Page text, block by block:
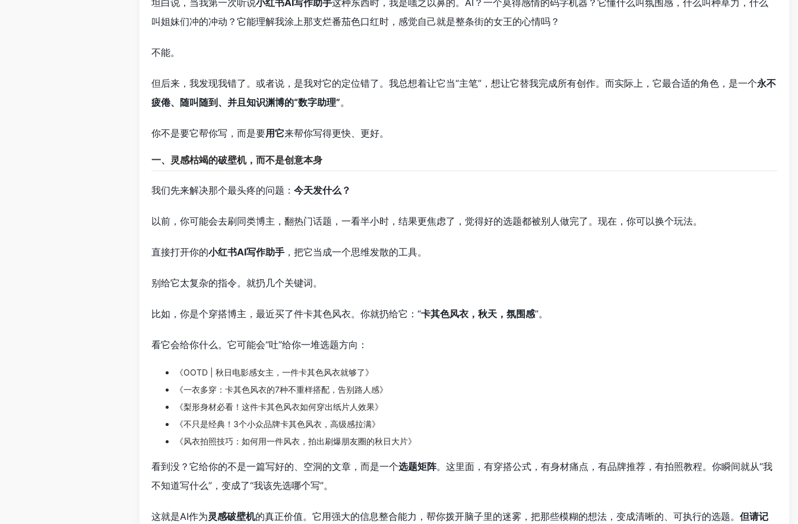
坦白说，当我第一次听说小红书AI写作助手这种东西时，我是嗤之以鼻的。AI？一个莫得感情的码字机器？它懂什么叫氛围感，什么叫种草力，什么
叫姐妹们冲的冲动？它能理解我涂上那支烂番茄色口红时，感觉自己就是整条街的女王的心情吗？
不能。
但后来，我发现我错了。或者说，是我对它的定位错了。我总想着让它当“主笔”，想让它替我完成所有创作。而实际上，它最合适的角色，是一个永不
疲倦、随叫随到、并且知识渊博的“数字助理”。
你不是要它帮你写，而是要用它来帮你写得更快、更好。
一、灵感枯竭的破壁机，而不是创意本身
我们先来解决那个最头疼的问题： 今天发什么？
以前，你可能会去刷同类博主，翻热门话题，一看半小时，结果更焦虑了，觉得好的选题都被别人做完了。现在，你可以换个玩法。
直接打开你的小红书AI写作助手 ，把它当成一个思维发散的工具。
别给它太复杂的指令。就扔几个关键词。
比如，你是个穿搭博主，最近买了件卡其色风衣。你就扔给它：“卡其色风衣，秋天，氛围感”。
看它会给你什么。它可能会“吐”给你一堆选题方向：
《OOTD | 秋日电影感女主，一件卡其色风衣就够了》
《一衣多穿：卡其色风衣的7种不重样搭配，告别路人感》
《梨形身材必看！这件卡其色风衣如何穿出纸片人效果》
《不只是经典！3个小众品牌卡其色风衣，高级感拉满》
《风衣拍照技巧：如何用一件风衣，拍出刷爆朋友圈的秋日大片》
看到没？它给你的不是一篇写好的、空洞的文章，而是一个选题矩阵。这里面，有穿搭公式，有身材痛点，有品牌推荐，有拍照教程。你瞬间就从“我
不知道写什么”，变成了“我该先选哪个写”。
这就是AI作为灵感破壁机的真正价值。它用强大的信息整合能力，帮你拨开脑子里的迷雾，把那些模糊的想法，变成清晰的、可执行的选题。 但请记